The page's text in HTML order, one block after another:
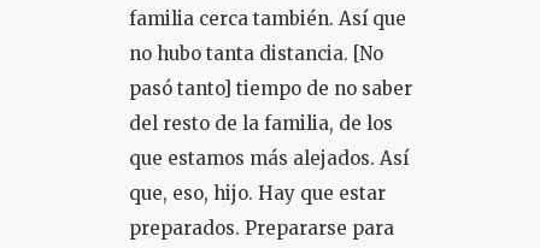
familia cerca también. Así que
no hubo tanta distancia. [No
pasó tanto] tiempo de no saber
del resto de la familia, de los
que estamos más alejados. Así
que, eso, hijo. Hay que estar
preparados. Prepararse para